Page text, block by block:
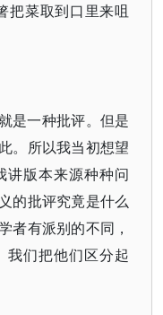
把菜取到口里来咀
是一种批评。但是
。所以我当初想望
讲版本来源种种问
的批评究竟是什么
者有派别的不同，
我们把他们区分起